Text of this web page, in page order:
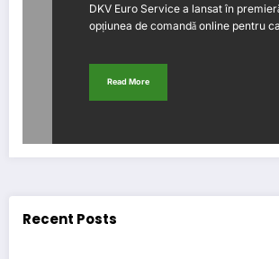
DKV Euro Service a lansat în
opțiunea de comandă online pentru
Read More
Recent Posts